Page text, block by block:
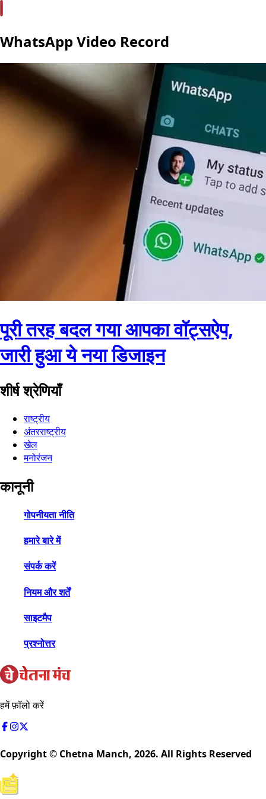
WhatsApp Video Record
पूरी तरह बदल गया आपका वॉट्सऐप,
जारी हुआ ये नया डिजाइन
शीर्ष श्रेणियाँ
राष्ट्रीय
अंतरराष्ट्रीय
खेल
मनोरंजन
कानूनी
गोपनीयता नीति
हमारे बारे में
संपर्क करें
नियम और शर्तें
साइटमैप
प्रश्नोत्तर
हमें फ़ॉलो करें
Copyright © Chetna Manch, 2026. All Rights Reserved